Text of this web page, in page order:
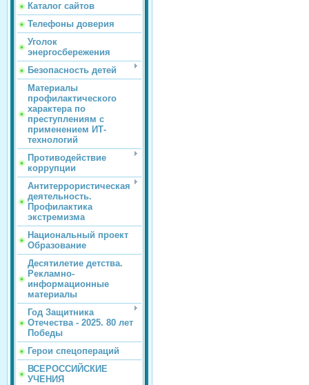
Каталог сайтов
Телефоны доверия
Уголок
энергосбережения
Безопасность детей
Материалы
профилактического
характера по
преступлениям с
применением ИТ-
технологий
Противодействие
коррупции
Антитеррористическая
деятельность.
Профилактика
экстремизма
Национальный проект
Образование
Десятилетие детства.
Рекламно-
информационные
материалы
Год Защитника
Отечества - 2025. 80 лет
Победы
Герои спецопераций
ВСЕРОССИЙСКИЕ
УЧЕНИЯ